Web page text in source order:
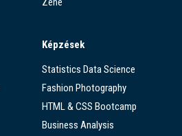
Képzések
Statistics Data Science
Fashion Photography
HTML & CSS Bootcamp
Business Analysis